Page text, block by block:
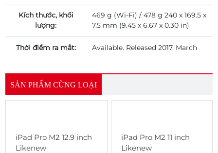
Kích thước, khối
lượng:
469 g (Wi-Fi) / 478 g 240 x 169.5 x
7.5 mm (9.45 x 6.67 x 0.30 in)
Thời điểm ra mắt: Available. Released 2017, March
SẢN PHẨM CÙNG LOẠI
iPad Pro M2 12.9 inch
Likenew
iPad Pro M2 11 inch
Likenew